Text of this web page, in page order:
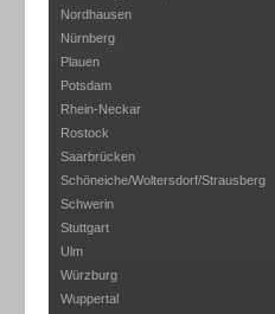
Nordhausen
Nürnberg
Plauen
Potsdam
Rhein-Neckar
Rostock
Saarbrücken
Schöneiche/Woltersdorf/Strausberg
Schwerin
Stuttgart
Ulm
Würzburg
Wuppertal